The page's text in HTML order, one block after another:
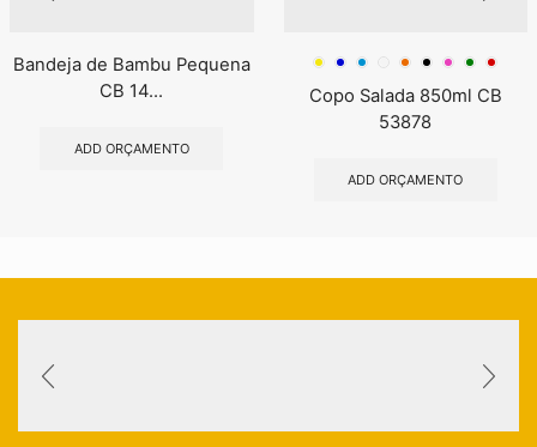
Bandeja de Bambu Pequena
CB 14...
ADD ORÇAMENTO
Copo Salada 850ml CB
53878
ADD ORÇAMENTO